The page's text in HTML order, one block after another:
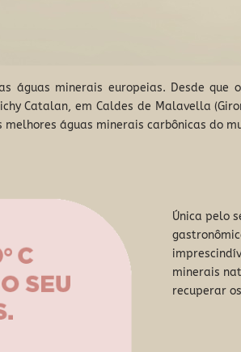
águas minerais europeias. Desde que
Catalan, em Caldes de Malavella
águas minerais carbônicas do
Única pelo
minerais
recuperar